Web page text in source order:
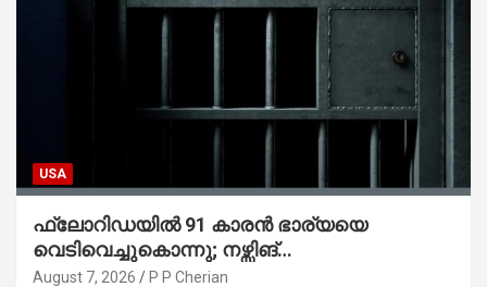
USA
ഫ്ലോറിഡയിൽ 91 കാരൻ ഭാര്യയെ
വെടിവെച്ചുകൊന്നു; നഴ്സിങ്
ഹോമിലാക്കില്ലെന്ന് നൽകിയ വാഗ്ദാനം
August 7, 2026 P P Cherian